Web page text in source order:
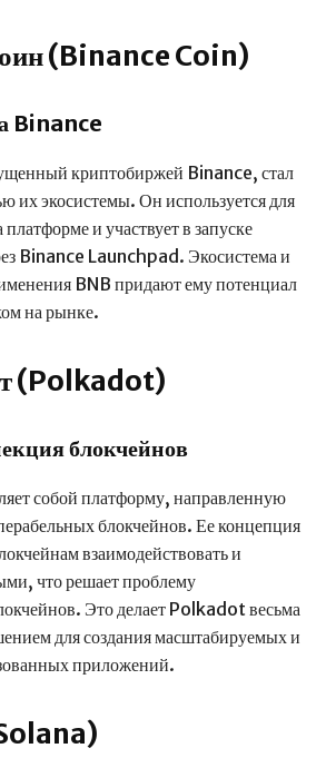
(Binance Coin)
Binance
криптобиржей Binance, стал
их экосистемы. Он используется для
и участвует в запуске
Binance Launchpad. Экосистема и
BNB придают ему потенциал
на рынке.
(Polkadot)
блокчейнов
собой платформу, направленную
блокчейнов. Ее концепция
взаимодействовать и
что решает проблему
Это делает Polkadot весьма
для создания масштабируемых и
приложений.